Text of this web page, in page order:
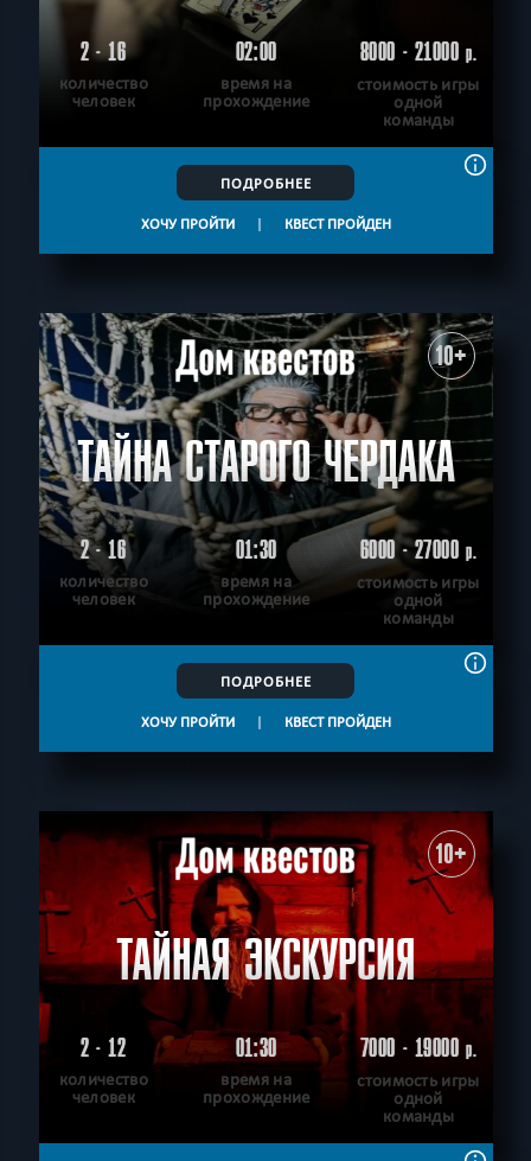
2 - 16
количество
человек
02:00
время на
прохождение
8000 - 21000р.
стоимость игры
одной
команды
ПОДРОБНЕЕ
ХОЧУ ПРОЙТИ | КВЕСТ ПРОЙДЕН
10+
ТАЙНА СТАРОГО ЧЕРДАКА
2 - 16
количество
человек
01:30
время на
прохождение
6000 - 27000р.
стоимость игры
одной
команды
ПОДРОБНЕЕ
ХОЧУ ПРОЙТИ | КВЕСТ ПРОЙДЕН
10+
ТАЙНАЯ ЭКСКУРСИЯ
2 - 12
количество
человек
01:30
время на
прохождение
7000 - 19000р.
стоимость игры
одной
команды